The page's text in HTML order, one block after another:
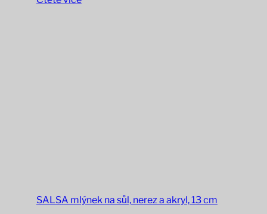
SALSA mlýnek na sůl, nerez a akryl, 13 cm